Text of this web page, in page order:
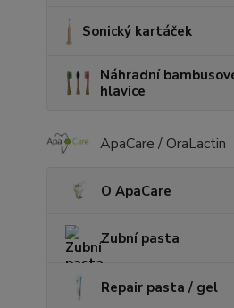
Sonický kartáček
Náhradní
hlavice
ApaCare / OraLactin
O ApaCare
Zubní pasta
Repair pasta / gel